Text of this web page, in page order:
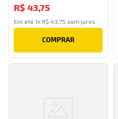
R$ 43,75
Em até 1xR$ 43 ,75 sem juros
COMPRAR